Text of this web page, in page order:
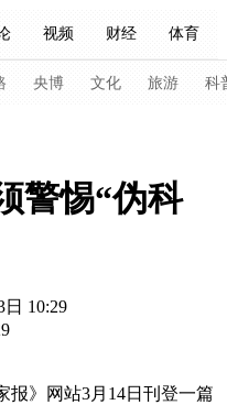
视频 财经 体育
央视快评 习式妙语
听音 微视频 主持人
央博 文化 旅游 科
蓝海中国 新兵请入列
警惕“伪科
10:29
报》网站3月14日刊登一篇